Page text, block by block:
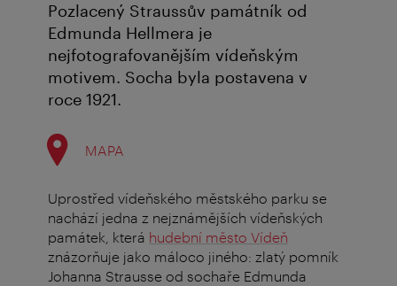
Pozlacený Straussův památník od
Edmunda Hellmera je
nejfotografovanějším vídeňským
motivem. Socha byla postavena v
roce 1921.
MAPA
Uprostřed vídeňského městského parku se
nachází jedna z nejznámějších vídeňských
památek, která hudební město Vídeň
znázorňuje jako máloco jiného: zlatý pomník
Johanna Strausse od sochaře Edmunda